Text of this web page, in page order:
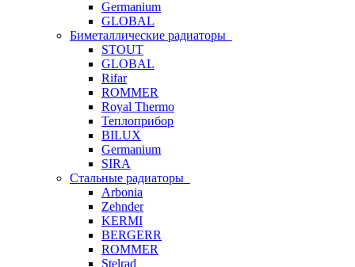
Germanium
GLOBAL
Биметаллические радиаторы
STOUT
GLOBAL
Rifar
ROMMER
Royal Thermo
Теплоприбор
BILUX
Germanium
SIRA
Стальные радиаторы
Arbonia
Zehnder
KERMI
BERGERR
ROMMER
Stelrad